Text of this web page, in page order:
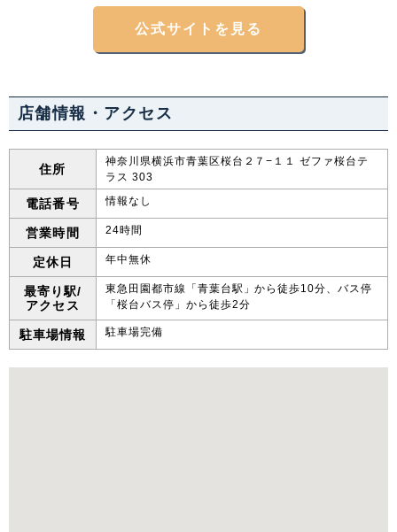
公式サイトを見る
店舗情報・アクセス
住所
神奈川県横浜市青葉区桜台２７−１１ ゼファ桜台テ
ラス 303
電話番号 情報なし
営業時間 24時間
定休日 年中無休
最寄り駅/
アクセス
東急田園都市線「青葉台駅」から徒歩10分、バス停
「桜台バス停」から徒歩2分
駐車場情報 駐車場完備